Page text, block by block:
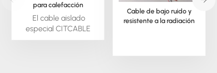
para calefacción
PTC/NTC/RTD
El cable aislado
especial CITCABLE
está disponible bajo
Cable de bajo ruido y
resistente a la radiación